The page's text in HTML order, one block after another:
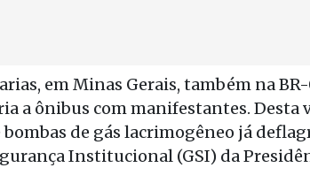
em Minas Gerais, também na
a ônibus com manifestantes. Desta
de gás lacrimogêneo já
Institucional (GSI) da